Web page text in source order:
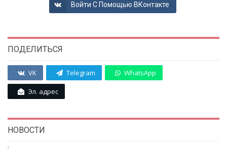
Войти С Помощью ВКонтакте
ПОДЕЛИТЬСЯ
VK Telegram WhatsApp
Эл. адрес
НОВОСТИ